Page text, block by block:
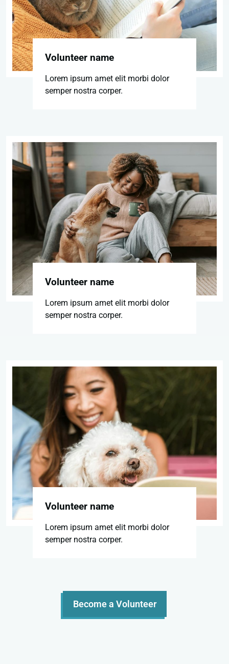
Volunteer name
Lorem ipsum amet elit morbi dolor
semper nostra corper.
Volunteer name
Lorem ipsum amet elit morbi dolor
semper nostra corper.
Volunteer name
Lorem ipsum amet elit morbi dolor
semper nostra corper.
Become a Volunteer